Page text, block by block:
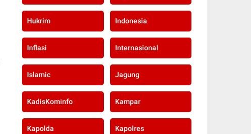
Hukrim Indonesia
Inflasi Internasional
Islamic Jagung
KadisKominfo Kampar
Kapolda Kapolres